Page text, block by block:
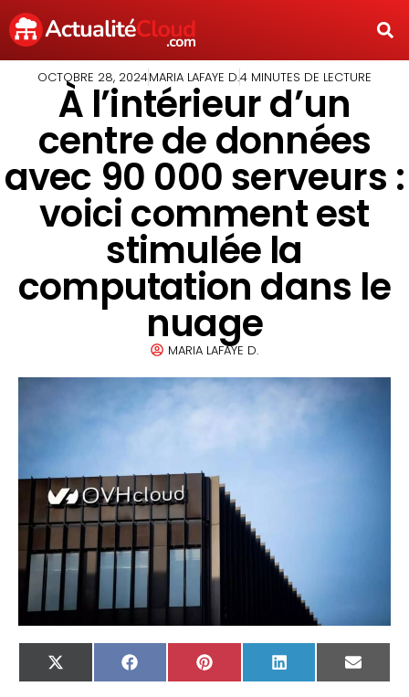
OCTOBRE 28, 2024MARIA LAFAYE D.4 MINUTES DE LECTURE
À l’intérieur d’un
centre de données
avec 90 000 serveurs :
voici comment est
stimulée la
computation dans le
nuage
MARIA LAFAYE D.
X
(Twitter)
FacebookPinterest LinkedIn
Email